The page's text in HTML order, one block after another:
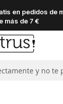
en pedidos de
más de 7 €